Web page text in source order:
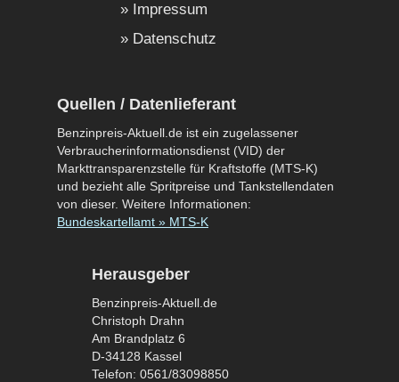
Impressum
Datenschutz
Quellen / Datenlieferant
Benzinpreis-Aktuell.de ist ein zugelassener
Verbraucherinformationsdienst (VID) der
Markttransparenzstelle für Kraftstoffe (MTS-K)
und bezieht alle Spritpreise und Tankstellendaten
von dieser. Weitere Informationen:
Bundeskartellamt » MTS-K
Herausgeber
Benzinpreis-Aktuell.de
Christoph Drahn
Am Brandplatz 6
D-34128 Kassel
Telefon: 0561/83098850